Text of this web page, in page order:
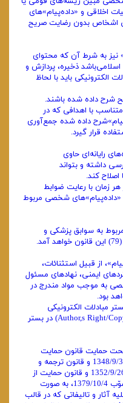
اخلاقی و «داده‌پیام»های
اشخاص بدون رضایت صریح
به شرط آن که محتوای
ذخیره، پردازش و
الکترونیکی باید با لحاظ
شرح داده شده باشند.
با اهدافی که در
داده شده جمع‌آوری
قرار گیرد.
رایانه‌ای حاوی
داشته و بتواند
کند.
زمان با رعایت ضوابط
«داده‌پیام»های شخصی مربوط
به سوابق پزشکی و
از قبیل استثنائات،
ایمنی، نهادهای مسئول
به موجب مواد مندرج در
بود.
مبادلات الکترونیکی
❯ ‌فصل اول - حمایت از حقوق مولف (Author,s Right/Copyright) در بستر
تحت حمایت قانون حمایت
حقوق مولفان، مصنفان و هنرمندان مصوّب 1348/9/3 و قانون ترجمه و
تکثیر کتب و نشریات و آثار صوتی مصوّب 1352/9/26 و قانون حمایت از
حقوق پدیدآورندگان نرم‌افزارهای رایانه‌ای مصوّب 1379/10/4، به صورت
آثار و تالیفاتی که در قالب